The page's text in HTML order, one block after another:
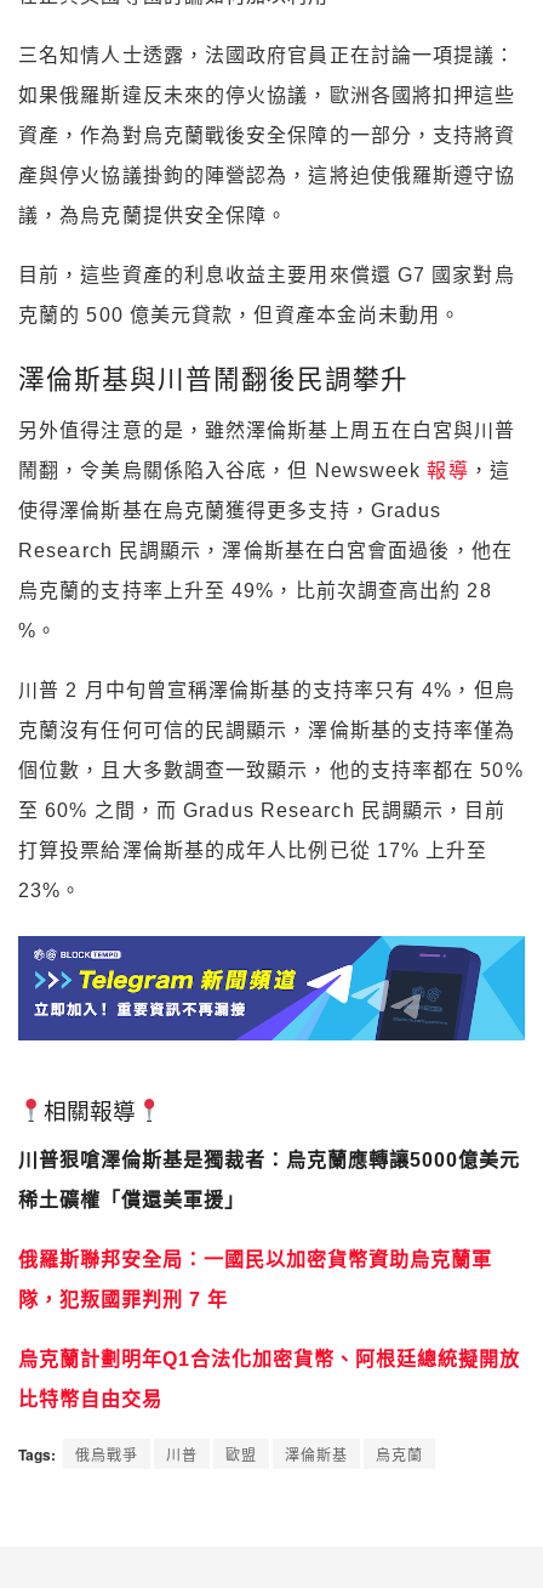
三名知情人士透露，法國政府官員正在討論一項提議：
如果俄羅斯違反未來的停火協議，歐洲各國將扣押這些
資產，作為對烏克蘭戰後安全保障的一部分，支持將資
產與停火協議掛鉤的陣營認為，這將迫使俄羅斯遵守協
議，為烏克蘭提供安全保障。
目前，這些資產的利息收益主要用來償還 G7 國家對烏
克蘭的 500 億美元貸款，但資產本金尚未動用。
澤倫斯基與川普鬧翻後民調攀升
另外值得注意的是，雖然澤倫斯基上周五在白宮與川普
鬧翻，令美烏關係陷入谷底，但 Newsweek報導 ，這
使得澤倫斯基在烏克蘭獲得更多支持，Gradus
Research 民調顯示，澤倫斯基在白宮會面過後，他在
烏克蘭的支持率上升至 49%，比前次調查高出約 28
%。
川普 2 月中旬曾宣稱澤倫斯基的支持率只有 4%，但烏
克蘭沒有任何可信的民調顯示，澤倫斯基的支持率僅為
個位數，且大多數調查一致顯示，他的支持率都在 50%
至 60% 之間，而 Gradus Research 民調顯示，目前
打算投票給澤倫斯基的成年人比例已從 17% 上升至
23%。
相關報導
川普狠嗆澤倫斯基是獨裁者：烏克蘭應轉讓5000億美元
稀土礦權「償還美軍援」
俄羅斯聯邦安全局：一國民以加密貨幣資助烏克蘭軍
隊，犯叛國罪判刑 7 年
烏克蘭計劃明年Q1合法化加密貨幣、阿根廷總統擬開放
比特幣自由交易
Tags: 俄烏戰爭 川普 歐盟 澤倫斯基 烏克蘭